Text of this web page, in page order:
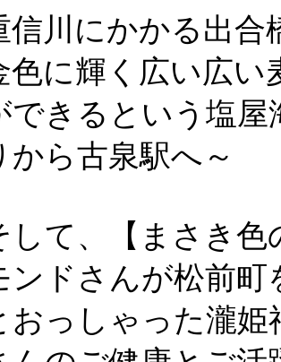
信川にかかる出合
色に輝く広い広い
できるという塩屋
から古泉駅へ～
して、【まさき
ンドさんが松前
おっしゃった瀧